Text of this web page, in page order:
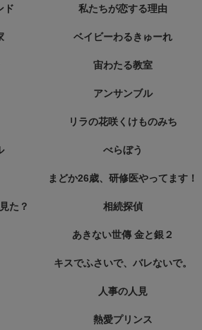
ド 私たちが恋する理由
ベイビーわるきゅーれ
宙わたる教室
アンサンブル
リラの花咲くけものみち
べらぼう
まどか26歳、研修医やってます！
た？ 相続探偵
あきない世傳 金と銀２
キスでふさいで、バレないで。
人事の人見
熱愛プリンス